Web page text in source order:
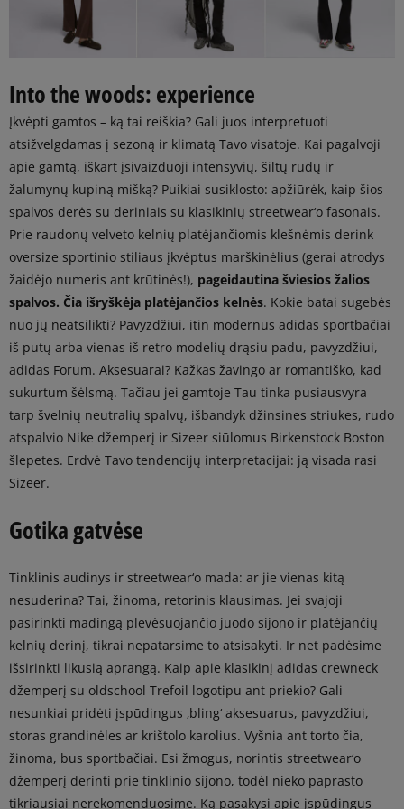
Into the woods: experience
Įkvėpti gamtos – ką tai reiškia? Gali juos interpretuoti
atsižvelgdamas į sezoną ir klimatą Tavo visatoje. Kai pagalvoji
apie gamtą, iškart įsivaizduoji intensyvių, šiltų rudų ir
žalumynų kupiną mišką? Puikiai susiklosto: apžiūrėk, kaip šios
spalvos derės su deriniais su klasikinių streetwear‘o fasonais.
Prie raudonų velveto kelnių platėjančiomis klešnėmis derink
oversize sportinio stiliaus įkvėptus marškinėlius (gerai atrodys
žaidėjo numeris ant krūtinės!), pageidautina šviesios žalios
spalvos. Čia išryškėja platėjančios kelnės. Kokie batai sugebės
nuo jų neatsilikti? Pavyzdžiui, itin modernūs adidas sportbačiai
iš putų arba vienas iš retro modelių drąsiu padu, pavyzdžiui,
adidas Forum. Aksesuarai? Kažkas žavingo ar romantiško, kad
sukurtum šėlsmą. Tačiau jei gamtoje Tau tinka pusiausvyra
tarp švelnių neutralių spalvų, išbandyk džinsines striukes, rudo
atspalvio Nike džemperį ir Sizeer siūlomus Birkenstock Boston
šlepetes. Erdvė Tavo tendencijų interpretacijai: ją visada rasi
Sizeer.
Gotika gatvėse
Tinklinis audinys ir streetwear‘o mada: ar jie vienas kitą
nesuderina? Tai, žinoma, retorinis klausimas. Jei svajoji
pasirinkti madingą plevėsuojančio juodo sijono ir platėjančių
kelnių derinį, tikrai nepatarsime to atsisakyti. Ir net padėsime
išsirinkti likusią aprangą. Kaip apie klasikinį adidas crewneck
džemperį su oldschool Trefoil logotipu ant priekio? Gali
nesunkiai pridėti įspūdingus ‚bling‘ aksesuarus, pavyzdžiui,
storas grandinėles ar krištolo karolius. Vyšnia ant torto čia,
žinoma, bus sportbačiai. Esi žmogus, norintis streetwear‘o
džemperį derinti prie tinklinio sijono, todėl nieko paprasto
tikriausiai nerekomenduosime. Ką pasakysi apie įspūdingus